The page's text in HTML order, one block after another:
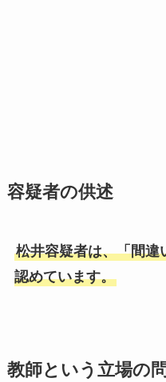
容疑者の供述
松井容疑者は、「間違
認めています。
教師という立場の